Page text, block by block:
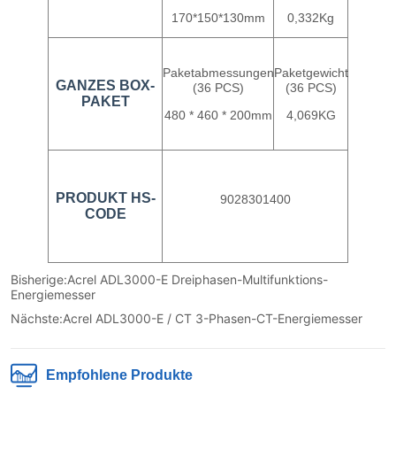
Bisherige:Acrel ADL3000-E Dreiphasen-Multifunktions-
Energiemesser
Nächste:Acrel ADL3000-E / CT 3-Phasen-CT-Energiemesser
Empfohlene Produkte